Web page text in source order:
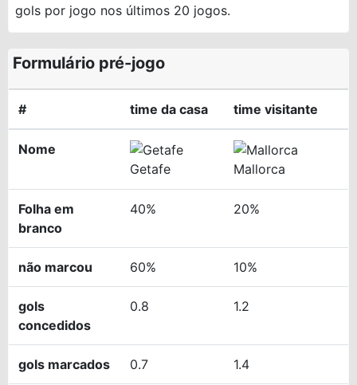
gols por jogo nos últimos 20 jogos.
Formulário pré-jogo
# time da casa time visitante
Nome
Getafe
Mallorca
Folha em
branco
40% 20%
não marcou 60% 10%
gols
concedidos
0.8 1.2
gols marcados 0.7 1.4